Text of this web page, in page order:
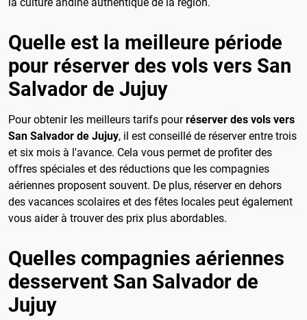
Quelle est la meilleure période
pour réserver des vols vers San
Salvador de Jujuy
Pour obtenir les meilleurs tarifs pourréserver des vols vers
San Salvador de Jujuy, il est conseillé de réserver entre trois
et six mois à l'avance. Cela vous permet de profiter des
offres spéciales et des réductions que les compagnies
aériennes proposent souvent. De plus, réserver en dehors
des vacances scolaires et des fêtes locales peut également
vous aider à trouver des prix plus abordables.
Quelles compagnies aériennes
desservent San Salvador de
Jujuy